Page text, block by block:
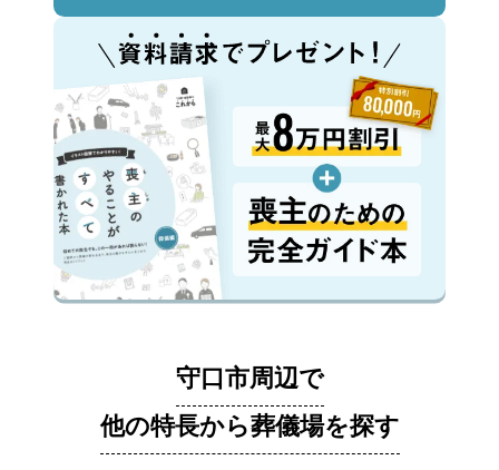
守口市周辺で
他の特長から葬儀場を探す